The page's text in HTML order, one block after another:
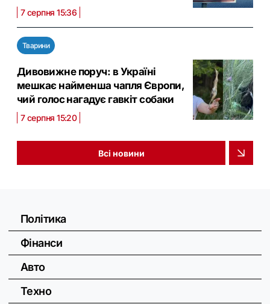
7 серпня 15:36
Тварини
Дивовижне поруч: в Україні
мешкає найменша чапля Європи,
чий голос нагадує гавкіт собаки
7 серпня 15:20
Всі новини
Політика
Фінанси
Авто
Техно